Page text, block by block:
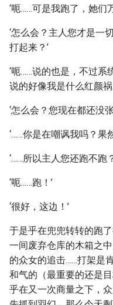
‘呃……可是我跑了，她们
‘怎么会？主人您才是一
打起来？’
‘呃……说的也是，不过系
说的好像我是什么红颜祸
‘怎么会？您现在都还没
‘……你是在嘲讽我吗？果
‘……所以主人您还跑不跑
‘呃……跑！’
‘很好，这边！’
于是乎在兜兜转转的跑
一间废弃仓库的木箱之
的众女的追击……打架是
和气的（最重要的还是
乎在又一次商量之下，